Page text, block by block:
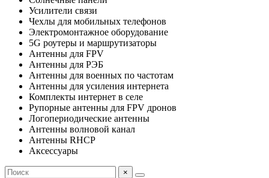
Усилители связи
Чехлы для мобильных телефонов
Электромонтажное оборудование
5G роутеры и маршрутизаторы
Антенны для FPV
Антенны для РЭБ
Антенны для военных по частотам
Антенны для усиления интернета
Комплекты интернет в селе
Рупорные антенны для FPV дронов
Логопериодические антенны
Антенны волновой канал
Антенны RHCP
Аксессуары
×